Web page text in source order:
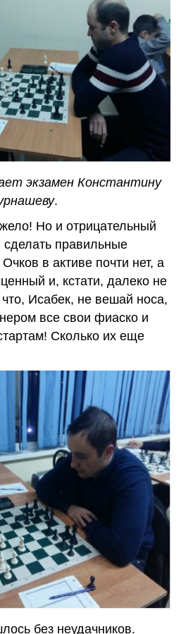
экзамен Константину
.
Но и отрицательный
сделать правильные
в активе почти нет, а
и, кстати, далеко не
Исабек, не вешай носа,
все свои фиаско и
Сколько их еще
без неудачников.